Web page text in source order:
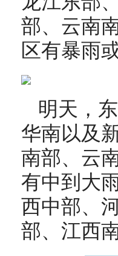
部、云南
区有暴雨
明天，
华南以及
南部、云
有中到大
西中部、
部、江西